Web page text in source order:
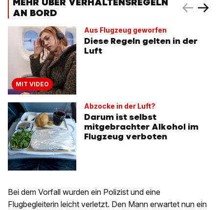
AN BORD
MIT VIDEO
Aus Flugzeug geworfen
Diese Regeln gelten in der
Luft
Abzocke in der Luft?
Darum ist selbst
mitgebrachter Alkohol im
Flugzeug verboten
Bei dem Vorfall wurden ein Polizist und eine
Flugbegleiterin leicht verletzt. Den Mann erwartet nun ein